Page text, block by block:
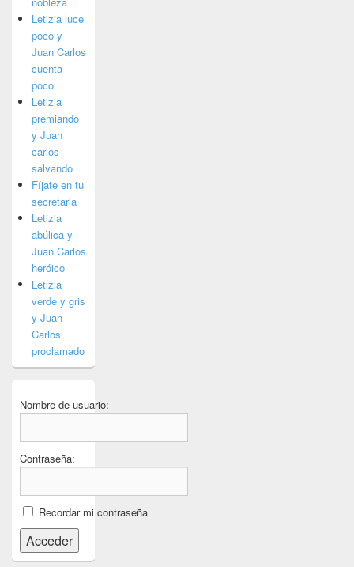
Letizia luce
poco y
Juan Carlos
cuenta
poco
Letizia
premiando
y Juan
carlos
salvando
Fíjate en tu
secretaria
Letizia
abúlica y
Juan Carlos
heróico
Letizia
verde y gris
y Juan
Carlos
proclamado
Nombre de usuario:
Contraseña:
Recordar mi contraseña
Acceder